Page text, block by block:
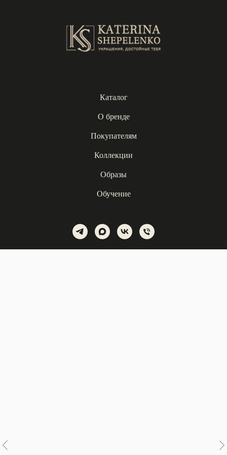
Каталог
О бренде
Покупателям
Коллекции
Образы
Обучение